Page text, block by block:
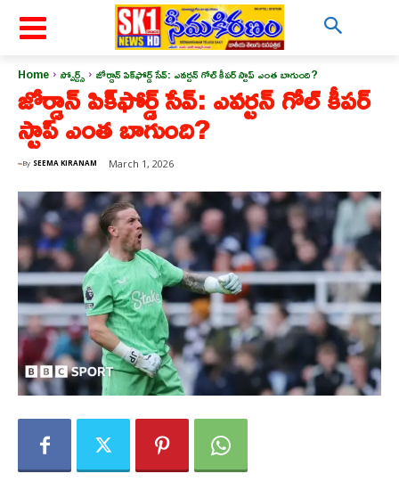
Home స్పోర్ట్స్ జోర్డాన్ పిక్‌ఫోర్డ్ సేవ్: ఎవర్టన్ గోల్ కీపర్ స్టాప్ ఎంత బాగుంది?
జోర్డాన్ పిక్‌ఫోర్డ్ సేవ్: ఎవర్టన్ గోల్ కీపర్
స్టాప్ ఎంత బాగుంది?
By SEEMA KIRANAM March 1, 2026